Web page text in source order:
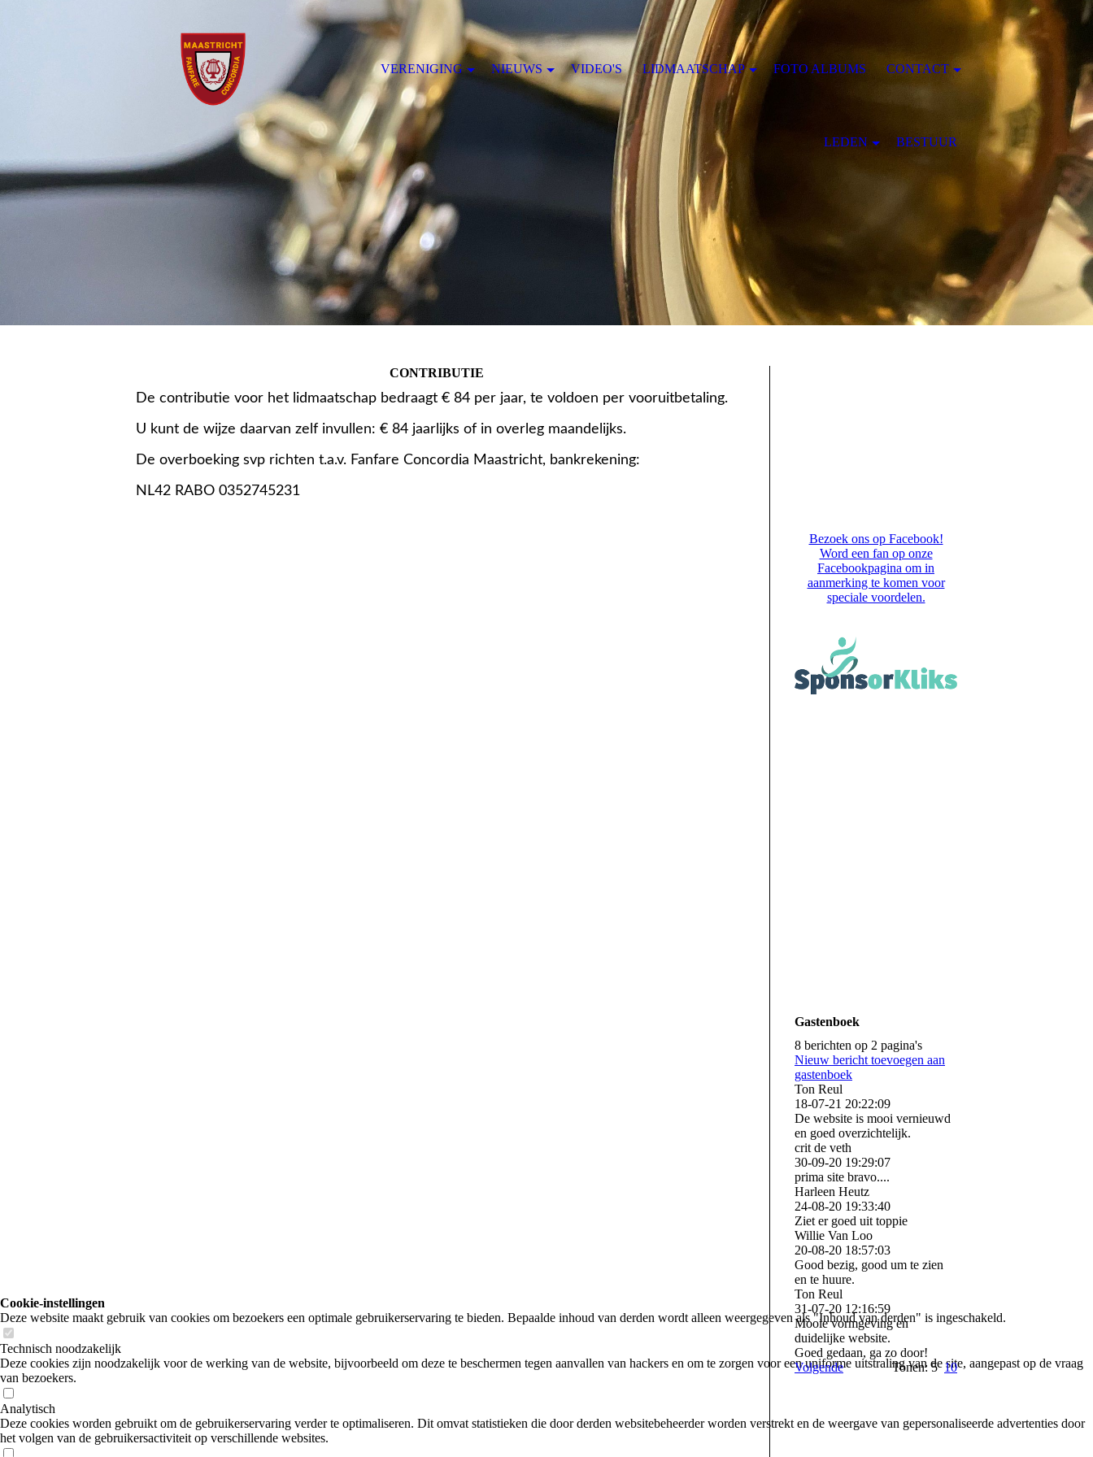
CONTRIBUTIE
De contributie voor het lidmaatschap bedraagt € 84 per jaar, te voldoen per vooruitbetaling.
U kunt de wijze daarvan zelf invullen: € 84 jaarlijks of in overleg maandelijks.
De overboeking svp richten t.a.v. Fanfare Concordia Maastricht, bankrekening:
NL42 RABO 0352745231
Bezoek ons op Facebook!
Word een fan op onze
Facebookpagina om in
aanmerking te komen voor
speciale voordelen.
Gastenboek
8 berichten op 2 pagina's
Nieuw bericht toevoegen aan
gastenboek
Ton Reul
18-07-21 20:22:09
De website is mooi vernieuwd
en goed overzichtelijk.
crit de veth
30-09-20 19:29:07
prima site bravo....
Harleen Heutz
24-08-20 19:33:40
Ziet er goed uit toppie
Willie Van Loo
20-08-20 18:57:03
Good bezig, good um te zien
en te huure.
Ton Reul
31-07-20 12:16:59
Mooie vormgeving en
duidelijke website.
Goed gedaan, ga zo door!
Volgende
Tonen: 510
VERENIGING NIEUWS VIDEO'S LIDMAATSCHAP FOTO ALBUMS CONTACT
LEDEN BESTUUR
Cookie-instellingen
Deze website maakt gebruik van cookies om bezoekers een optimale gebruikerservaring te bieden. Bepaalde inhoud van derden wordt alleen weergegeven als "Inhoud van derden" is ingeschakeld.
Technisch noodzakelijk
Deze cookies zijn noodzakelijk voor de werking van de website, bijvoorbeeld om deze te beschermen tegen aanvallen van hackers en om te zorgen voor een uniforme uitstraling van de site, aangepast op de vraag
van bezoekers.
Analytisch
Deze cookies worden gebruikt om de gebruikerservaring verder te optimaliseren. Dit omvat statistieken die door derden websitebeheerder worden verstrekt en de weergave van gepersonaliseerde advertenties door
het volgen van de gebruikersactiviteit op verschillende websites.